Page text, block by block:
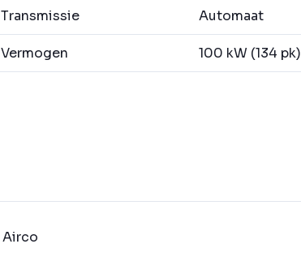
Transmissie Automaat
Vermogen 100 kW (134 pk)
Airco